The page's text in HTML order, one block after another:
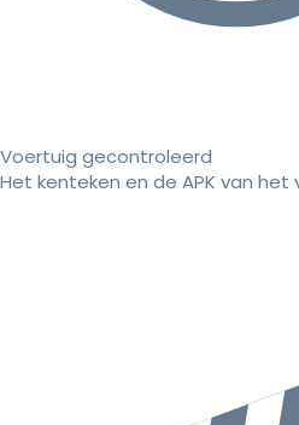
Voertuig gecontroleerd
Het kenteken en de APK van